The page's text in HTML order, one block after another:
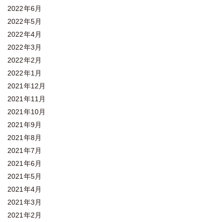
2022年6月
2022年5月
2022年4月
2022年3月
2022年2月
2022年1月
2021年12月
2021年11月
2021年10月
2021年9月
2021年8月
2021年7月
2021年6月
2021年5月
2021年4月
2021年3月
2021年2月